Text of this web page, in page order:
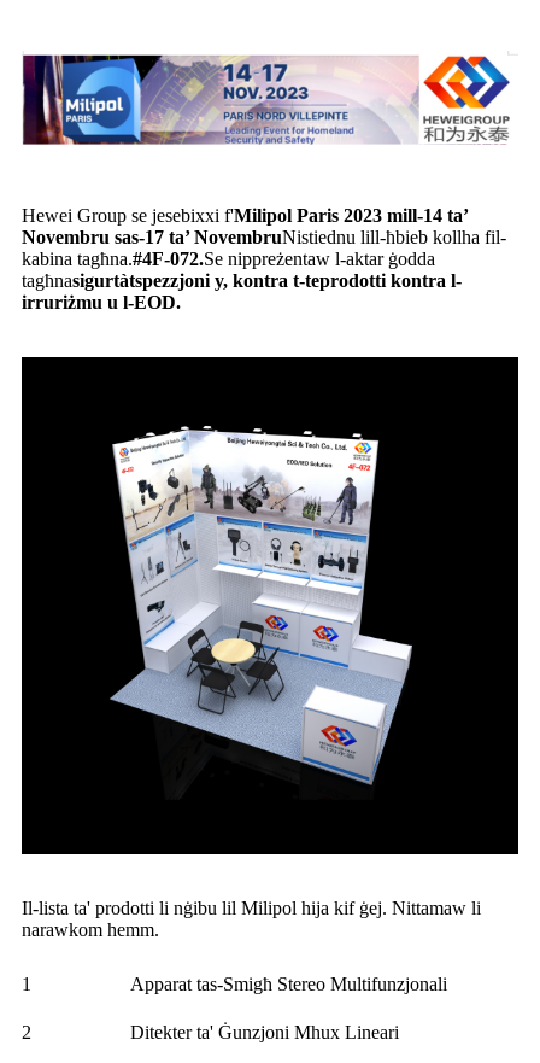
Hewei Group se jesebixxi f'Milipol Paris 2023 mill-14 ta’
Novembru sas-17 ta’ NovembruNistiednu lill-ħbieb kollha fil-
kabina tagħna.#4F-072.Se nippreżentaw l-aktar ġodda
tagħnasigurtàtspezzjoni y, kontra t-teprodotti kontra l-
irruriżmu u l-EOD.
Il-lista ta' prodotti li nġibu lil Milipol hija kif ġej. Nittamaw li
narawkom hemm.
1 Apparat tas-Smigħ Stereo Multifunzjonali
2 Ditekter ta' Ġunzjoni Mhux Lineari